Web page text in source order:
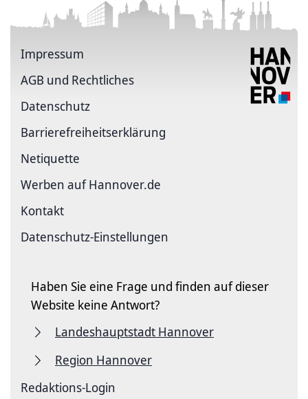
Impressum
AGB und Rechtliches
Datenschutz
Barriere­freiheits­erklärung
Netiquette
Werben auf Hannover.de
Kontakt
Datenschutz-Einstellungen
Haben Sie eine Frage und finden auf dieser
Website keine Antwort?
Landeshauptstadt Hannover
Region Hannover
Redaktions-Login